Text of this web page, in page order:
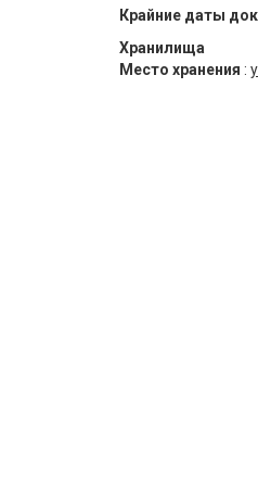
Крайние даты
Хранилища
Место хранения :